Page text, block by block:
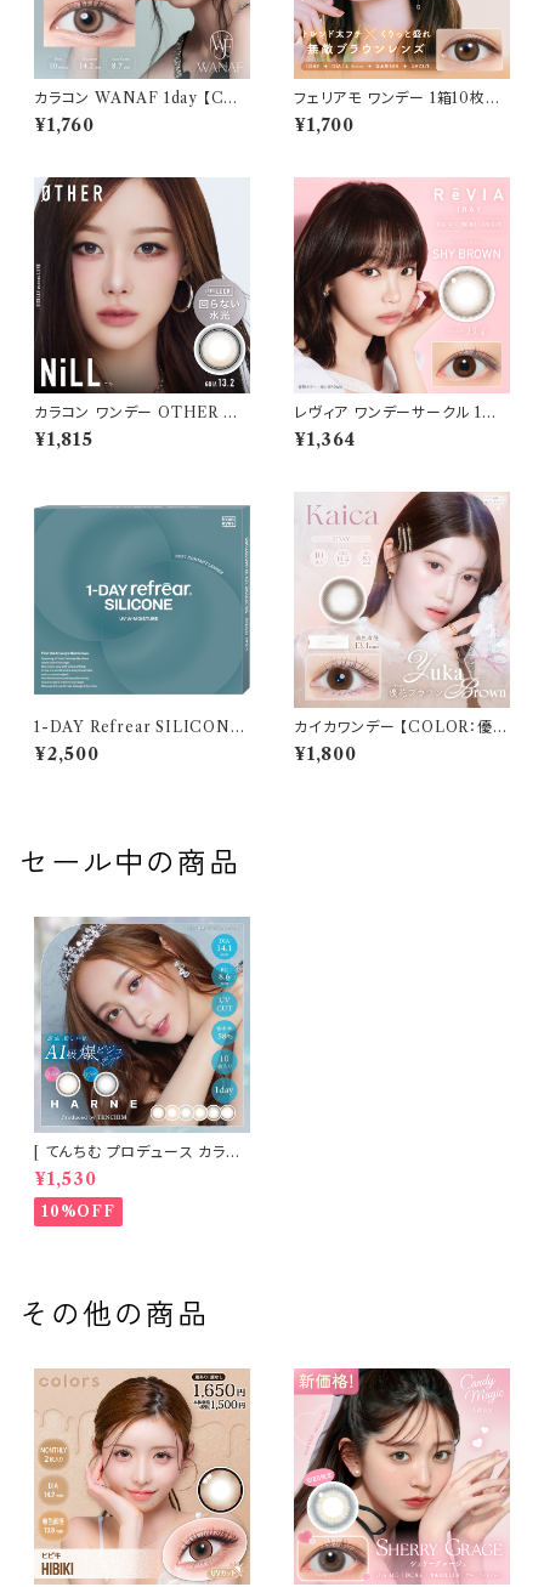
カラコン WANAF 1day 【COL
OR：ブリスオーラ】1箱 10枚入
ワナフ ワンデー キムミンジュ K
レンズ
¥1,760
フェリアモ ワンデー 1箱10枚入
り【COLOR：タルトタタン】 白石
麻衣（まいやん） イメージモデ
ンタクトレンズ
¥1,700
カラコン ワンデー OTHER ア
ザー 【COLOR：NiLL - ニル
(ブラウン)】NEWデビュー 1day
度あり 度なし 水光レンズ 固定
¥1,815
レヴィア ワンデーサークル 1箱1
0枚入 【COLOR：シャイブラウ
ン】14.1mm ReVIA 1day CIR
¥1,364
1-DAY Refrear SILICONE
UV W-Moisture （ワンデーリ
フレア シリコーン ユーブイ ダブ
¥2,500
カイカワンデー 【COLOR：優花
ブラウン】 1箱10枚 14.2mm 度
なし 度あり 中野恵那 カラコン
¥1,800
セール中の商品
[ てんちむ プロデュース カラコ
ン ] HARNE (ハルネ) ワンデー
1day 10枚入り （当日発送） 1da
y
¥1,530
10%OFF
その他の商品